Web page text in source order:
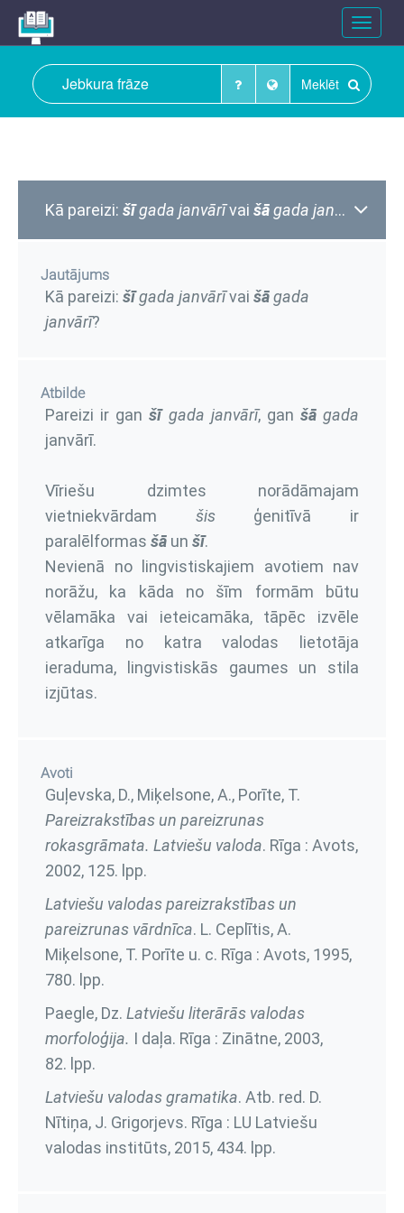
Toggle
Meklēt
Kā pareizi: šīgada janvārīvai šāgada janvārī ?
Jautājums
Kā pareizi: šīgada janvārīvai šāgada
janvārī?
Atbilde
Pareizi ir ganšī gada janvārī, gan šā gada
janvārī.
Vīriešu dzimtes norādāmajam
vietniekvārdam šisģenitīvā ir
paralēlformas šā un šī.
Nevienā no lingvistiskajiem avotiem nav
norāžu, ka kāda no šīm formām būtu
vēlamāka vai ieteicamāka, tāpēc izvēle
atkarīga no katra valodas lietotāja
ieraduma, lingvistiskās gaumes un stila
izjūtas.
Avoti
Guļevska, D., Miķelsone, A., Porīte, T.
Pareizrakstības un pareizrunas
rokasgrāmata. Latviešu valoda. Rīga : Avots,
2002, 125. lpp.
Latviešu valodas pareizrakstības un
pareizrunas vārdnīca. L. Ceplītis, A.
Miķelsone, T. Porīte u. c. Rīga : Avots, 1995,
780. lpp.
Paegle, Dz. Latviešu literārās valodas
morfoloģija. I daļa. Rīga : Zinātne, 2003,
82. lpp.
Latviešu valodas gramatika. Atb. red. D.
Nītiņa, J. Grigorjevs. Rīga : LU Latviešu
valodas institūts, 2015, 434. lpp.